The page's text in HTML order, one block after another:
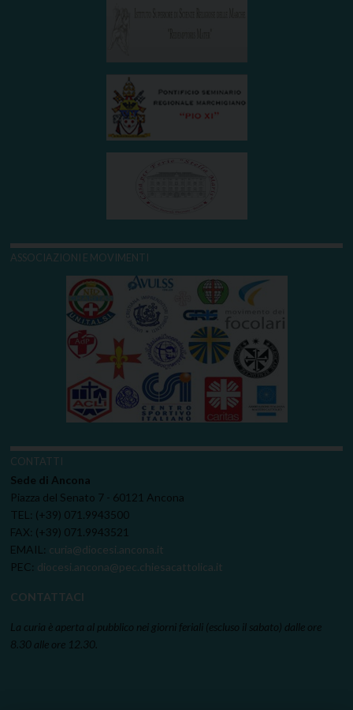
ASSOCIAZIONI E MOVIMENTI
CONTATTI
Sede di Ancona
Piazza del Senato 7 - 60121 Ancona
TEL: (+39) 071.9943500
FAX: (+39) 071.9943521
EMAIL: curia@diocesi.ancona.it
PEC: diocesi.ancona@pec.chiesacattolica.it
CONTATTACI
La curia è aperta al pubblico nei giorni feriali (escluso il sabato) dalle ore
8.30 alle ore 12.30.